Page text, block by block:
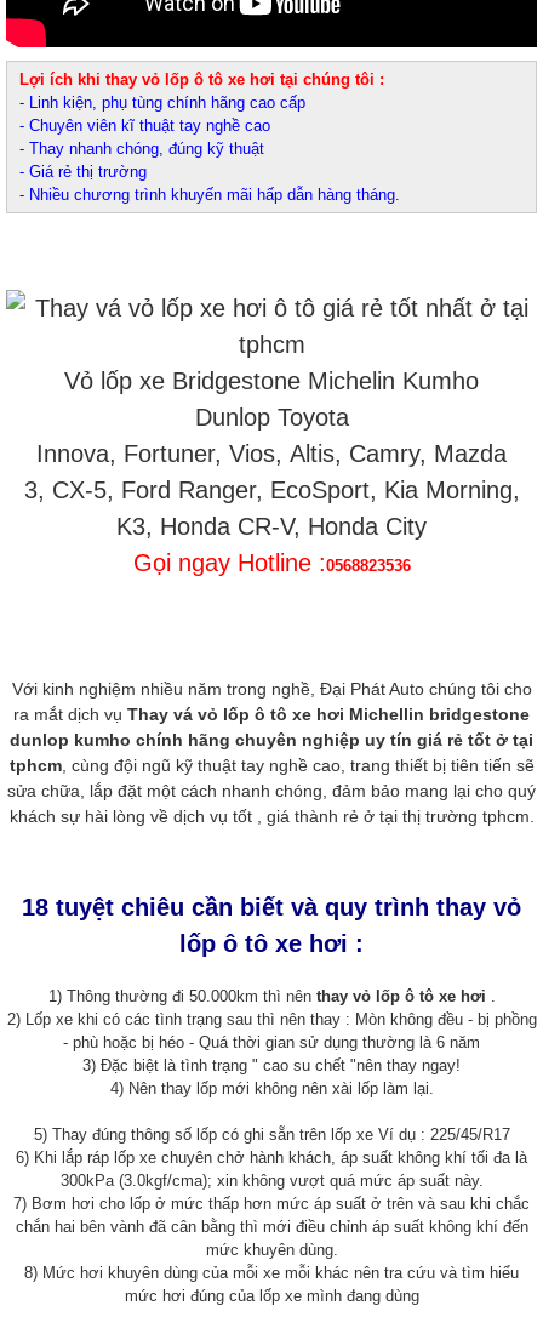
Lợi ích khi thay vỏ lốp ô tô xe hơi tại chúng tôi :
- Linh kiện, phụ tùng chính hãng cao cấp
- Chuyên viên kĩ thuật tay nghề cao
- Thay nhanh chóng, đúng kỹ thuật
- Giá rẻ thị trường
- Nhiều chương trình khuyến mãi hấp dẫn hàng tháng.
Vỏ lốp xe Bridgestone Michelin Kumho
Dunlop Toyota
Innova, Fortuner, Vios, Altis, Camry, Mazda
3, CX-5, Ford Ranger, EcoSport, Kia Morning,
K3, Honda CR-V, Honda City
Gọi ngay Hotline :0568823536
Với kinh nghiệm nhiều năm trong nghề, Đại Phát Auto chúng tôi cho
ra mắt dịch vụ Thay vá vỏ lốp ô tô xe hơi Michellin bridgestone
dunlop kumho chính hãng chuyên nghiệp uy tín giá rẻ tốt ở tại
tphcm, cùng đội ngũ kỹ thuật tay nghề cao, trang thiết bị tiên tiến sẽ
sửa chữa, lắp đặt một cách nhanh chóng, đảm bảo mang lại cho quý
khách sự hài lòng về dịch vụ tốt , giá thành rẻ ở tại thị trường tphcm.
18 tuyệt chiêu cần biết và quy trình thay vỏ
lốp ô tô xe hơi :
1) Thông thường đi 50.000km thì nên thay vỏ lốp ô tô xe hơi .
2) Lốp xe khi có các tình trạng sau thì nên thay : Mòn không đều - bị phồng
- phù hoặc bị héo - Quá thời gian sử dụng thường là 6 năm
3) Đặc biệt là tình trạng " cao su chết "nên thay ngay!
4) Nên thay lốp mới không nên xài lốp làm lại.
5) Thay đúng thông số lốp có ghi sẵn trên lốp xe Ví dụ : 225/45/R17
6) Khi lắp ráp lốp xe chuyên chở hành khách, áp suất không khí tối đa là
300kPa (3.0kgf/cma); xin không vượt quá mức áp suất này.
7) Bơm hơi cho lốp ở mức thấp hơn mức áp suất ở trên và sau khi chắc
chắn hai bên vành đã cân bằng thì mới điều chỉnh áp suất không khí đến
mức khuyên dùng.
8) Mức hơi khuyên dùng của mỗi xe mỗi khác nên tra cứu và tìm hiểu
mức hơi đúng của lốp xe mình đang dùng